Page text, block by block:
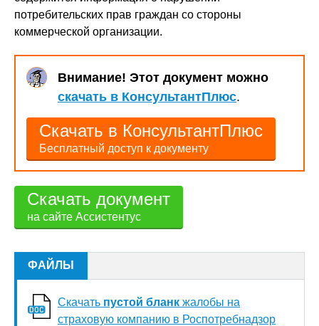
потребительских прав граждан со стороны
коммерческой организации.
Внимание! Этот документ можно
скачать в КонсультантПлюс.
Скачать в КонсультантПлюс
Бесплатный доступ к документу
Скачать документ
на сайте Ассистентус
ФАЙЛЫ
Скачать пустой бланк жалобы на
страховую компанию в Роспотребнадзор